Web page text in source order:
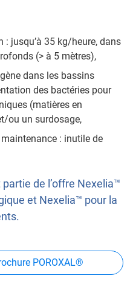
: jusqu’à 35 kg/heure, dans
(> à 5 mètres),
dans les bassins
des bactéries pour
(matières en
ou un surdosage,
: inutile de
partie de l’offre Nexelia™
et Nexelia™ pour la
POROXAL®